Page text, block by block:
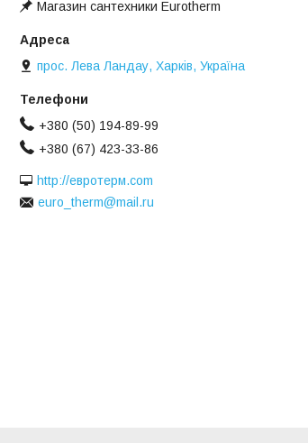
Магазин сантехники Eurotherm
прос. Лева Ландау, Харків, Україна
+380 (50) 194-89-99
+380 (67) 423-33-86
http://евротерм.com
euro_therm@mail.ru